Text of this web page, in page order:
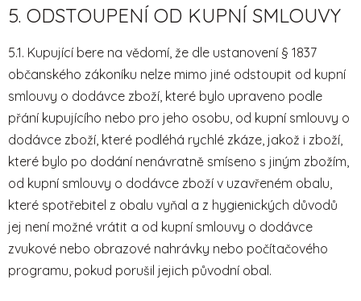
5. ODSTOUPENÍ OD KUPNÍ SMLOUVY
5.1. Kupující bere na vědomí, že dle ustanovení § 1837
občanského zákoníku nelze mimo jiné odstoupit od kupní
smlouvy o dodávce zboží, které bylo upraveno podle
přání kupujícího nebo pro jeho osobu, od kupní smlouvy o
dodávce zboží, které podléhá rychlé zkáze, jakož i zboží,
které bylo po dodání nenávratně smíseno s jiným zbožím,
od kupní smlouvy o dodávce zboží v uzavřeném obalu,
které spotřebitel z obalu vyňal a z hygienických důvodů
jej není možné vrátit a od kupní smlouvy o dodávce
zvukové nebo obrazové nahrávky nebo počítačového
programu, pokud porušil jejich původní obal.